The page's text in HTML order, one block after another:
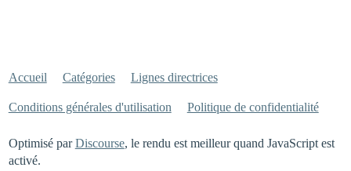
Accueil Catégories Lignes directrices
Conditions générales d'utilisation Politique de confidentialité
Optimisé parDiscourse, le rendu est meilleur quand JavaScript est
activé.